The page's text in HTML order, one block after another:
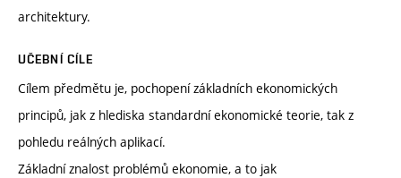
architektury.
UČEBNÍ CÍLE
Cílem předmětu je, pochopení základních ekonomických
principů, jak z hlediska standardní ekonomické teorie, tak z
pohledu reálných aplikací.
Základní znalost problémů ekonomie, a to jak